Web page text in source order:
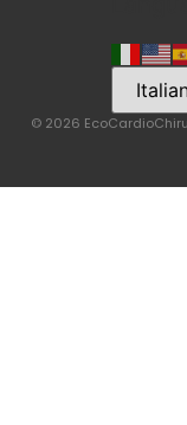
© 2026